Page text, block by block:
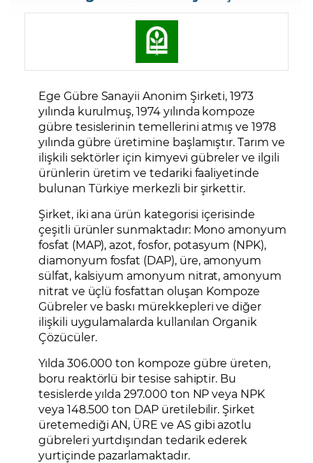
Ege Gübre Sanayii Anonim Şirketi, 1973
yılında kurulmuş, 1974 yılında kompoze
gübre tesislerinin temellerini atmış ve 1978
yılında gübre üretimine başlamıştır. Tarım ve
ilişkili sektörler için kimyevi gübreler ve ilgili
ürünlerin üretim ve tedariki faaliyetinde
bulunan Türkiye merkezli bir şirkettir.
Şirket, iki ana ürün kategorisi içerisinde
çeşitli ürünler sunmaktadır: Mono amonyum
fosfat (MAP), azot, fosfor, potasyum (NPK),
diamonyum fosfat (DAP), üre, amonyum
sülfat, kalsiyum amonyum nitrat, amonyum
nitrat ve üçlü fosfattan oluşan Kompoze
Gübreler ve baskı mürekkepleri ve diğer
ilişkili uygulamalarda kullanılan Organik
Çözücüler.
Yılda 306.000 ton kompoze gübre üreten,
boru reaktörlü bir tesise sahiptir. Bu
tesislerde yılda 297.000 ton NP veya NPK
veya 148.500 ton DAP üretilebilir. Şirket
üretemediği AN, ÜRE ve AS gibi azotlu
gübreleri yurtdışından tedarik ederek
yurtiçinde pazarlamaktadır.